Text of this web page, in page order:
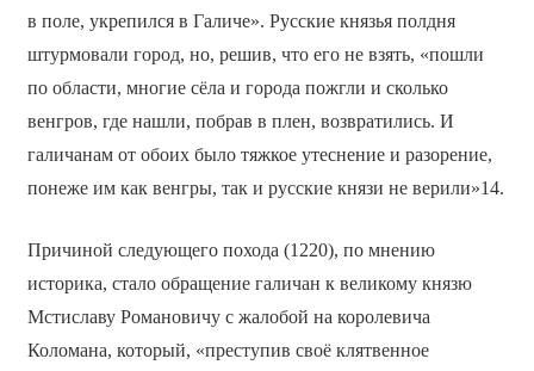
в поле, укрепился в Галиче». Русские князья полдня
штурмовали город, но, решив, что его не взять, «пошли
по области, многие сёла и города пожгли и сколько
венгров, где нашли, побрав в плен, возвратились. И
галичанам от обоих было тяжкое утеснение и разорение,
понеже им как венгры, так и русские князи не верили»14.
Причиной следующего похода (1220), по мнению
историка, стало обращение галичан к великому князю
Мстиславу Романовичу с жалобой на королевича
Коломана, который, «преступив своё клятвенное